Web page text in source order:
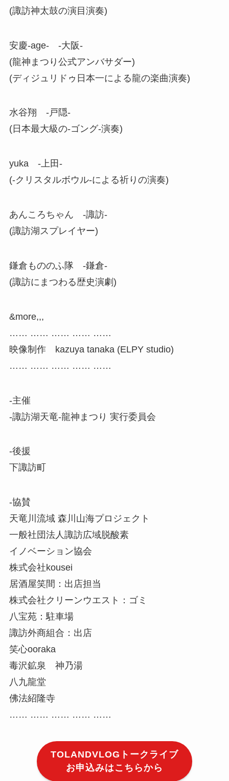
(諏訪神太鼓の演目演奏)
安慶-age- -大阪-
(龍神まつり公式アンバサダー)
(ディジュリドゥ日本一による龍の楽曲演奏)
水谷翔 -戸隠-
(日本最大級の-ゴング-演奏)
yuka -上田-
(-クリスタルボウル-による祈りの演奏)
あんころちゃん -諏訪-
(諏訪湖スプレイヤー)
鎌倉もののふ隊 -鎌倉-
(諏訪にまつわる歴史演劇)
&more,,,
…… …… …… …… ……
映像制作 kazuya tanaka (ELPY studio)
…… …… …… …… ……
-主催
-諏訪湖天竜-龍神まつり 実行委員会
-後援
下諏訪町
-協賛
天竜川流域 森川山海プロジェクト
一般社団法人諏訪広域脱酸素
イノベーション協会
株式会社kousei
居酒屋笑間：出店担当
株式会社クリーンウエスト：ゴミ
八宝苑：駐車場
諏訪外商組合：出店
笑心ooraka
毒沢鉱泉 神乃湯
八九龍堂
佛法紹隆寺
…… …… …… …… ……
TOLANDVLOGトークライブ
お申込みはこちらから